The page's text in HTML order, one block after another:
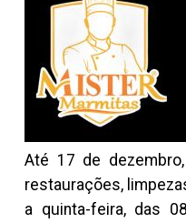
Até 17 de
restaurações,
a quinta-feira, das